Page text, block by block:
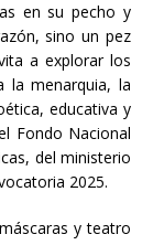
en su pecho y
sino un pez
a explorar los
la menarquia, la
educativa y
Fondo Nacional
del ministerio
2025.
y teatro